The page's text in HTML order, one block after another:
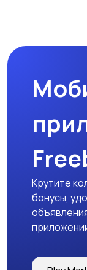
Крутите
бонусы,